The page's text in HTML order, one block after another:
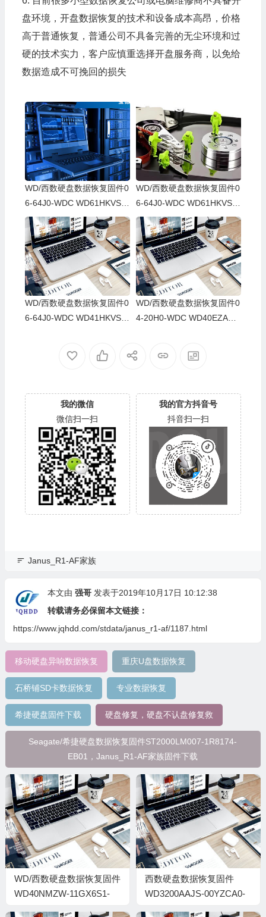
盘环境，开盘数据恢复的技术和设备成本高昂，价格
高于普通恢复，普通公司不具备完善的无尘环境和过
硬的技术实力，客户应慎重选择开盘服务商，以免给
数据造成不可挽回的损失
WD/西数硬盘数据恢复固件0
6-64J0-WDC WD61HKVS-7
8AUSY0-80-00A80-WD-WX
52D71DH04K-00060064-27
00
WD/西数硬盘数据恢复固件0
6-64J0-WDC WD61HKVS-7
8AUSY0-80-00A80-WD-WX
22D2143CAS-00060064-27
00
WD/西数硬盘数据恢复固件0
6-64J0-WDC WD41HKVS-7
WD/西数硬盘数据恢复固件0
4-20H0-WDC WD40EZAZ-0
700
我的微信
微信扫一扫
我的官方抖音号
抖音扫一扫
Janus_R1-AF家族
本文由 强哥 发表于2019年10月17日 10:12:38
转载请务必保留本文链接：
https://www.jqhdd.com/stdata/janus_r1-af/1187.html
移动硬盘异响数据恢复 重庆U盘数据恢复
石桥铺SD卡数据恢复 专业数据恢复
希捷硬盘固件下载 硬盘修复，硬盘不认盘修复救
Seagate/希捷硬盘数据恢复固件ST2000LM007-1R8174-
EB01，Janus_R1-AF家族固件下载
WD/西数硬盘数据恢复固件
WD40NMZW-11GX6S1-
西数硬盘数据恢复固件
WD3200AAJS-00YZCA0-